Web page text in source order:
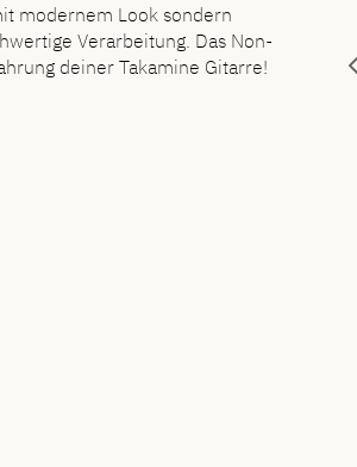
modernem Look sondern
Verarbeitung. Das Non-
deiner Takamine Gitarre!